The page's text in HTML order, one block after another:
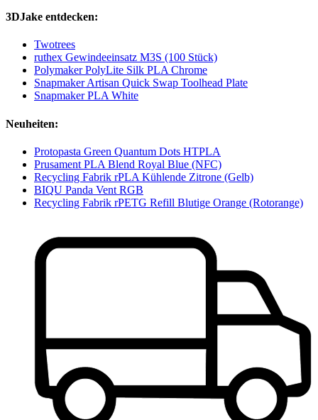
3DJake entdecken:
Twotrees
ruthex Gewindeeinsatz M3S (100 Stück)
Polymaker PolyLite Silk PLA Chrome
Snapmaker Artisan Quick Swap Toolhead Plate
Snapmaker PLA White
Neuheiten:
Protopasta Green Quantum Dots HTPLA
Prusament PLA Blend Royal Blue (NFC)
Recycling Fabrik rPLA Kühlende Zitrone (Gelb)
BIQU Panda Vent RGB
Recycling Fabrik rPETG Refill Blutige Orange (Rotorange)